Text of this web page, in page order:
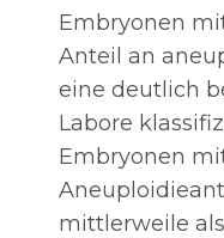
Embryonen
Anteil an
eine deutlich
Labore
Embryonen
mittlerweile